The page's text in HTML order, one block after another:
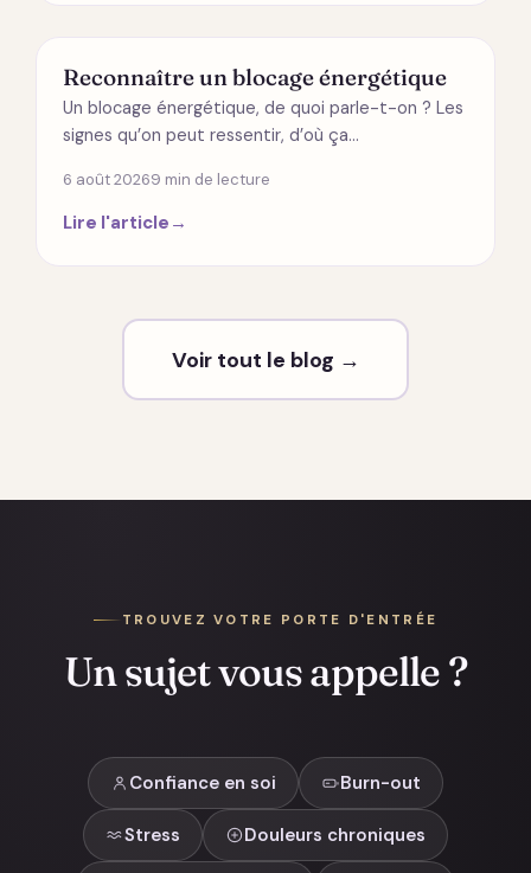
ÉNERGÉTIQUE
Reconnaître un blocage énergétique
Un blocage énergétique, de quoi parle-t-on ? Les
signes qu’on peut ressentir, d’où ça…
6 août 20269 min de lecture
Lire l'article →
Voir tout le blog →
TROUVEZ VOTRE PORTE D'ENTRÉE
Un sujet vous appelle ?
Confiance en soi Burn-out
Stress Douleurs chroniques